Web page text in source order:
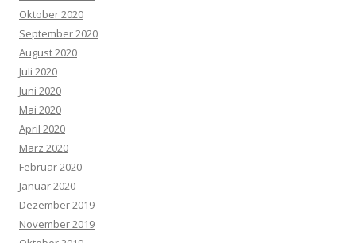
Oktober 2020
September 2020
August 2020
Juli 2020
Juni 2020
Mai 2020
April 2020
März 2020
Februar 2020
Januar 2020
Dezember 2019
November 2019